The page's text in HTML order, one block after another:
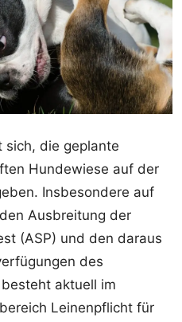
sich, die geplante
Hundewiese auf der
Insbesondere auf
Ausbreitung der
(ASP) und den daraus
des
aktuell im
Leinenpflicht für